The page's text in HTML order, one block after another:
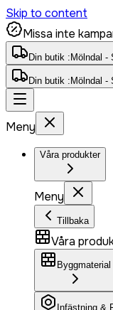
Skip to content
Missa inte
Din butik : Mölndal -
Din butik : Mölndal -
Meny
Våra produkter
Meny
Tillbaka
Våra
Byggmaterial
Infästning &